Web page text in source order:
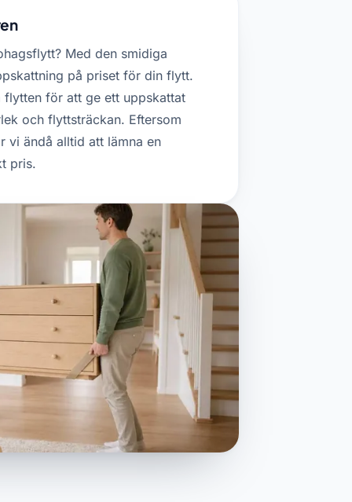
Med den smidiga
på priset för din flytt.
flytten för att ge ett uppskattat
och flyttsträckan. Eftersom
vi ändå alltid att lämna en
pris.